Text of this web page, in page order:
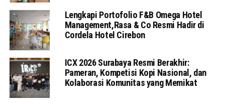
Lengkapi Portofolio F&B Omega Hotel
Management,Rasa & Co Resmi Hadir di
Cordela Hotel Cirebon
ICX 2026 Surabaya Resmi Berakhir:
Pameran, Kompetisi Kopi Nasional, dan
Kolaborasi Komunitas yang Memikat